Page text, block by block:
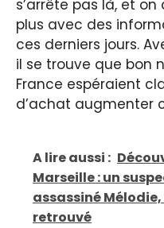
s’arrête pas là, et
plus avec des
ces derniers jours.
il se trouve que bon
France espéraient
d’achat augmenter
A lire aussi :
Marseille : un
assassiné
retrouvé